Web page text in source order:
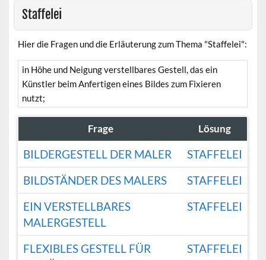
Staffelei
Hier die Fragen und die Erläuterung zum Thema "Staffelei":
in Höhe und Neigung verstellbares Gestell, das ein
Künstler beim Anfertigen eines Bildes zum Fixieren
nutzt;
Frage Lösung
BILDERGESTELL DER MALER
STAFFELEI
BILDSTÄNDER DES MALERS
STAFFELEI
EIN VERSTELLBARES
MALERGESTELL
STAFFELEI
FLEXIBLES GESTELL FÜR
STAFFELEI